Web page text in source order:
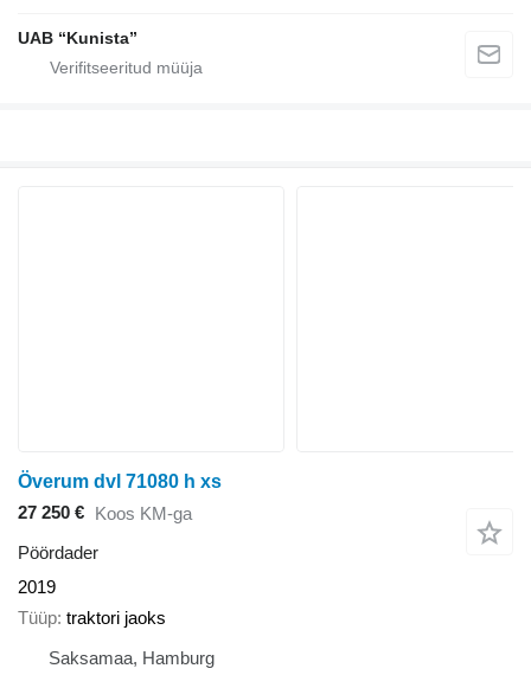
UAB “Kunista”
Överum dvl 71080 h xs
27 250 € Koos KM-ga
Pöördader
2019
Tüüp traktori jaoks
Saksamaa, Hamburg